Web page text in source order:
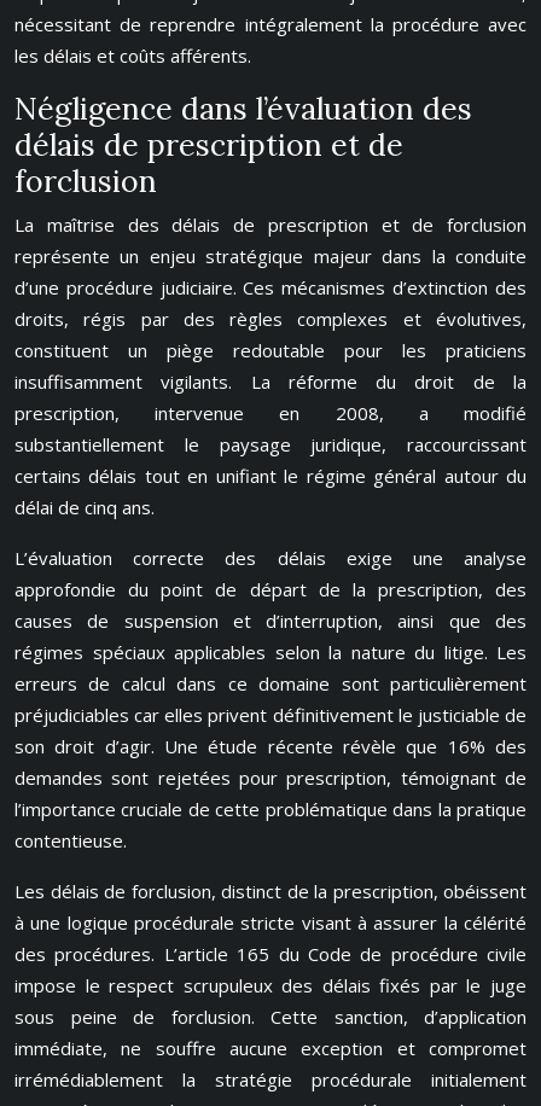
nécessitant de reprendre intégralement la procédure avec
les délais et coûts afférents.
Négligence dans l’évaluation des
délais de prescription et de
forclusion
La maîtrise des délais de prescription et de forclusion
représente un enjeu stratégique majeur dans la conduite
d’une procédure judiciaire. Ces mécanismes d’extinction des
droits, régis par des règles complexes et évolutives,
constituent un piège redoutable pour les praticiens
insuffisamment vigilants. La réforme du droit de la
prescription, intervenue en 2008, a modifié
substantiellement le paysage juridique, raccourcissant
certains délais tout en unifiant le régime général autour du
délai de cinq ans.
L’évaluation correcte des délais exige une analyse
approfondie du point de départ de la prescription, des
causes de suspension et d’interruption, ainsi que des
régimes spéciaux applicables selon la nature du litige. Les
erreurs de calcul dans ce domaine sont particulièrement
préjudiciables car elles privent définitivement le justiciable de
son droit d’agir. Une étude récente révèle que 16% des
demandes sont rejetées pour prescription, témoignant de
l’importance cruciale de cette problématique dans la pratique
contentieuse.
Les délais de forclusion, distinct de la prescription, obéissent
à une logique procédurale stricte visant à assurer la célérité
des procédures. L’article 165 du Code de procédure civile
impose le respect scrupuleux des délais fixés par le juge
sous peine de forclusion. Cette sanction, d’application
immédiate, ne souffre aucune exception et compromet
irrémédiablement la stratégie procédurale initialement